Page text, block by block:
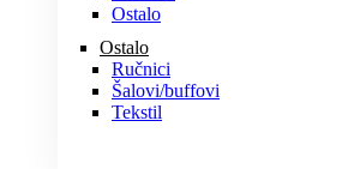
Ostalo
Ostalo
Ručnici
Šalovi/buffovi
Tekstil